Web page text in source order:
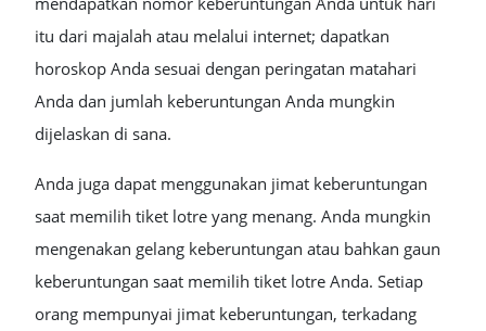
itu dari majalah atau melalui internet; dapatkan
horoskop Anda sesuai dengan peringatan matahari
Anda dan jumlah keberuntungan Anda mungkin
dijelaskan di sana.
Anda juga dapat menggunakan jimat keberuntungan
saat memilih tiket lotre yang menang. Anda mungkin
mengenakan gelang keberuntungan atau bahkan gaun
keberuntungan saat memilih tiket lotre Anda. Setiap
orang mempunyai jimat keberuntungan, terkadang